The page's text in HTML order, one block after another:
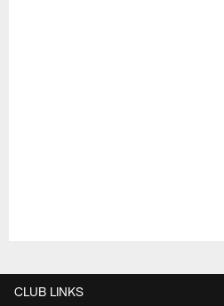
CLUB LINKS